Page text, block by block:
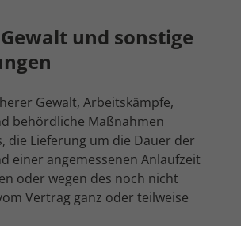
und sonstige
Gewalt, Arbeitskämpfe,
behördliche Maßnahmen
die Lieferung um die Dauer der
einer angemessenen Anlaufzeit
oder wegen des noch nicht
Vertrag ganz oder teilweise